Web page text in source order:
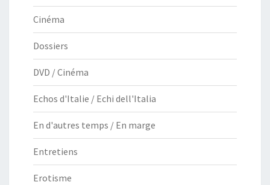
Cinéma
Dossiers
DVD / Cinéma
Echos d'Italie / Echi dell'Italia
En d'autres temps / En marge
Entretiens
Erotisme